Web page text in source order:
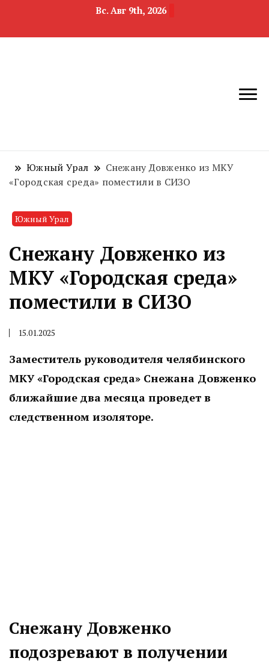
Вс. Авг 9th, 2026
область
недвижимости
Южный Урал
Снежану Довженко из МКУ
«Городская среда» поместили в СИЗО
Южный Урал
Снежану Довженко из
МКУ «Городская среда»
поместили в СИЗО
15.01.2025
Заместитель руководителя челябинского
МКУ «Городская среда» Снежана Довженко
ближайшие два месяца проведет в
следственном изоляторе.
Снежану Довженко
подозревают в получении